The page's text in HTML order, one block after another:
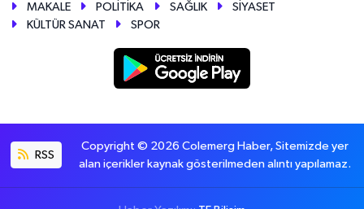
MAKALE
POLİTİKA SAĞLIK
SİYASET
KÜLTÜR SANAT
SPOR
RSS
Copyright © 2026 Colemerg Haber, Sitemizde yer
alan içerikler kaynak gösterilmeden alıntı yapılamaz.